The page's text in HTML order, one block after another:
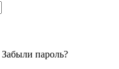
Забыли пароль?